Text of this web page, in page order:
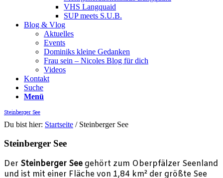
VHS Langquaid
SUP meets S.U.B.
Blog & Vlog
Aktuelles
Events
Dominiks kleine Gedanken
Frau sein – Nicoles Blog für dich
Videos
Kontakt
Suche
Menü
Steinberger See
Du bist hier: Startseite / Steinberger See
Steinberger See
Der Steinberger See gehört zum Oberpfälzer Seenland
und ist mit einer Fläche von 1,84 km² der größte See